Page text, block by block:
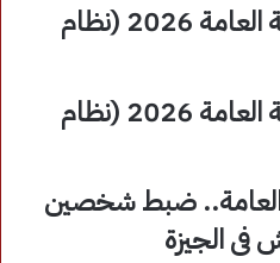
جدول امتحانات الثانوية العامة 2026 (نظام
جدول امتحانات الثانوية العامة 2026 (نظام
العامة.. ضبط شخصين
فى الجيزة